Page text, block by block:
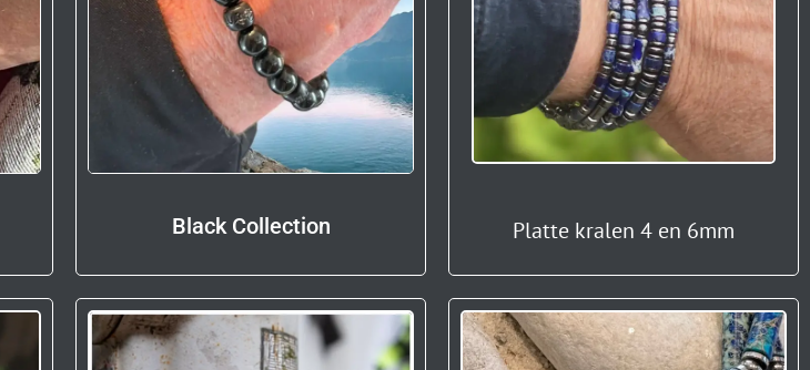
Black Collection Platte kralen 4 en 6mm